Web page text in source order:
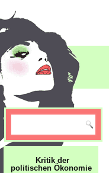
Kritik der
politischen Ökonomie